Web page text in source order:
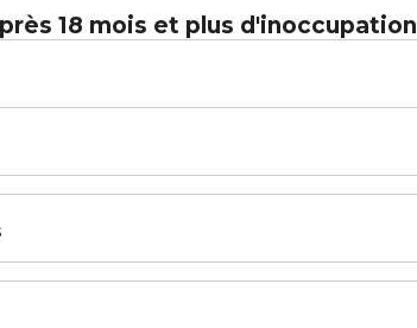
18 mois et plus d'inoccupation